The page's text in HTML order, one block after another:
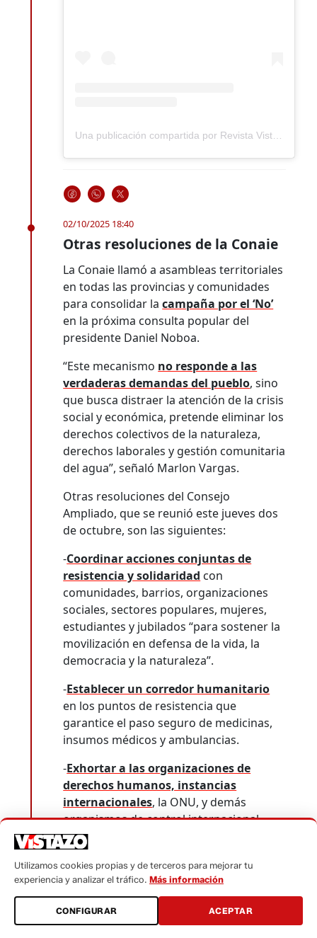
02/10/2025 18:40
Otras resoluciones de la Conaie
La Conaie llamó a asambleas territoriales
en todas las provincias y comunidades
para consolidar lacampaña por el ‘No’
en la próxima consulta popular del
presidente Daniel Noboa.
“Este mecanismo no responde a las
verdaderas demandas del pueblo, sino
que busca distraer la atención de la crisis
social y económica, pretende eliminar los
derechos colectivos de la naturaleza,
derechos laborales y gestión comunitaria
del agua”, señaló Marlon Vargas.
Otras resoluciones del Consejo
Ampliado, que se reunió este jueves dos
de octubre, son las siguientes:
-Coordinar acciones conjuntas de
resistencia y solidaridad con
comunidades, barrios, organizaciones
sociales, sectores populares, mujeres,
estudiantes y jubilados “para sostener la
movilización en defensa de la vida, la
democracia y la naturaleza”.
-Establecer un corredor humanitario
en los puntos de resistencia que
garantice el paso seguro de medicinas,
insumos médicos y ambulancias.
-Exhortar a las organizaciones de
derechos humanos, instancias
internacionales, la ONU, y demás
organismos de control internacional
“para que vigilen y denuncien las
violaciones sistemáticas a los derechos
humanos y la represión del Gobierno
contra los pueblos y nacionalidades”.
-Crear una comisión de expresidentes
Utilizamos cookies propias y de terceros para mejorar tu
experiencia y analizar el tráfico. Más información
CONFIGURAR ACEPTAR